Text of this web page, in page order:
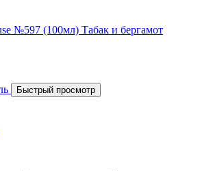
№597 (100мл) Табак и бергамот
Быстрый просмотр